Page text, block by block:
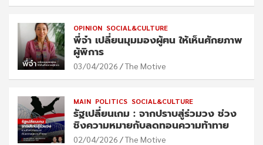
OPINION SOCIAL&CULTURE
พี่จ๋า เปลี่ยนมุมมองผู้ฅน ให้เห็นศักยภาพ
ผู้พิการ
03/04/2026 The Motive
MAIN POLITICS SOCIAL&CULTURE
รัฐเปลี่ยนเกม : จากปราบสู่ร่วมวง ช่วง
ชิงความหมายกับลดทอนความท้าทาย
02/04/2026 The Motive